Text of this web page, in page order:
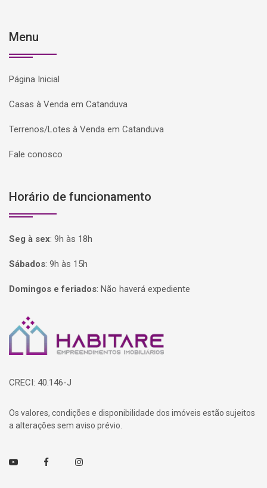
Menu
Página Inicial
Casas à Venda em Catanduva
Terrenos/Lotes à Venda em Catanduva
Fale conosco
Horário de funcionamento
Seg à sex: 9h às 18h
Sábados: 9h às 15h
Domingos e feriados: Não haverá expediente
Página inicial
CRECI: 40.146-J
Os valores, condições e disponibilidade dos imóveis estão sujeitos
a alterações sem aviso prévio.
Youtube FacebookInstagram